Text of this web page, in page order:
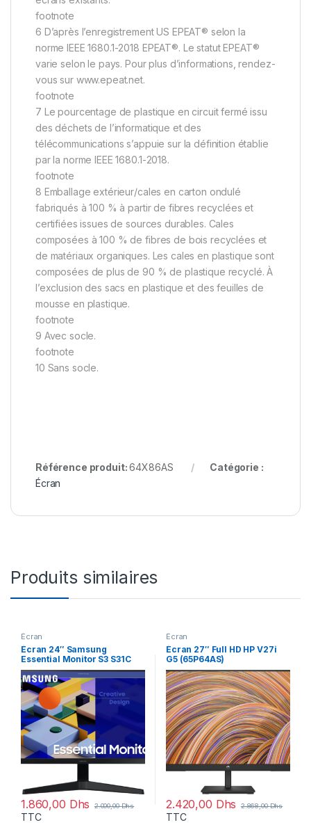
footnote
6 D’après l’enregistrement US EPEAT® selon la
norme IEEE 1680.1-2018 EPEAT®. Le statut EPEAT®
varie selon le pays. Pour plus d’informations, rendez-
vous sur www.epeat.net.
footnote
7 Le pourcentage de plastique en circuit fermé issu
des déchets de l’informatique et des
télécommunications s’appuie sur la définition établie
par la norme IEEE 1680.1-2018.
footnote
8 Emballage extérieur/cales en carton ondulé
fabriqués à 100 % à partir de fibres recyclées et
certifiées issues de sources durables. Cales
composées à 100 % de fibres de bois recyclées et
de matériaux organiques. Les cales en plastique sont
composées de plus de 90 % de plastique recyclé. À
l’exclusion des sacs en plastique et des feuilles de
mousse en plastique.
footnote
9 Avec socle.
footnote
10 Sans socle.
Référence produit:64X86AS
Catégorie :
Écran
Produits similaires
Écran
Écran 24″ Samsung
Essential Monitor S3 S31C
(LS24C310EAMXZN)
1.860,00 Dhs 2.000,00Dhs
TTC
Écran
Écran 27″ Full HD HP V27i
G5 (65P64AS)
2.420,00 Dhs 2.868,00Dhs
TTC